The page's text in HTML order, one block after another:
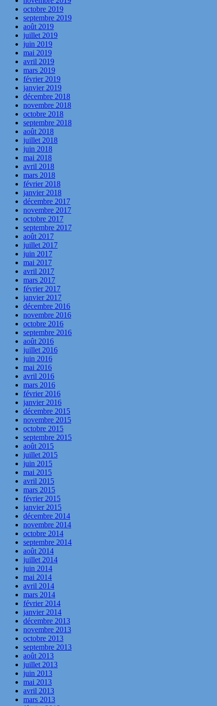
octobre 2019
septembre 2019
août 2019
juillet 2019
juin 2019
mai 2019
avril 2019
mars 2019
février 2019
janvier 2019
décembre 2018
novembre 2018
octobre 2018
septembre 2018
août 2018
juillet 2018
juin 2018
mai 2018
avril 2018
mars 2018
février 2018
janvier 2018
décembre 2017
novembre 2017
octobre 2017
septembre 2017
août 2017
juillet 2017
juin 2017
mai 2017
avril 2017
mars 2017
février 2017
janvier 2017
décembre 2016
novembre 2016
octobre 2016
septembre 2016
août 2016
juillet 2016
juin 2016
mai 2016
avril 2016
mars 2016
février 2016
janvier 2016
décembre 2015
novembre 2015
octobre 2015
septembre 2015
août 2015
juillet 2015
juin 2015
mai 2015
avril 2015
mars 2015
février 2015
janvier 2015
décembre 2014
novembre 2014
octobre 2014
septembre 2014
août 2014
juillet 2014
juin 2014
mai 2014
avril 2014
mars 2014
février 2014
janvier 2014
décembre 2013
novembre 2013
octobre 2013
septembre 2013
août 2013
juillet 2013
juin 2013
mai 2013
avril 2013
mars 2013